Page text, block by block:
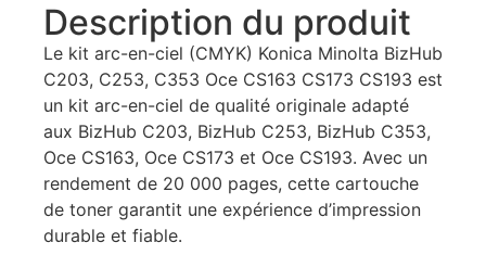
Description du produit
Le kit arc-en-ciel (CMYK) Konica Minolta BizHub
C203, C253, C353 Oce CS163 CS173 CS193 est
un kit arc-en-ciel de qualité originale adapté
aux BizHub C203, BizHub C253, BizHub C353,
Oce CS163, Oce CS173 et Oce CS193. Avec un
rendement de 20 000 pages, cette cartouche
de toner garantit une expérience d’impression
durable et fiable.